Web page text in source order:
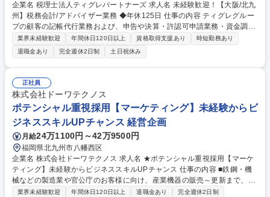
企業名 税理士法人ティグレパートナーズ 求人名 未経験歓迎！【大阪/北九
州】税務会計/アドバイザー業務 ◆年休125日 仕事の内容 ティグレグルー
プの顧客の記帳代行業務および、申告や決算・許認可申請業務・資金調達
業務などの経営相談への対応をし、経営についてのアドバイスを行いま
す。※飛び込み営業無し、新規顧客はほとんどが紹介です ■顧客は中小企
業・個人事業主が中心ですので、財務のみならず経営全般 のパートナーと
してコンサルティング業務に携わって頂けます。融資、行政、許認可、労
務など専門性の高い案件については、グループ会社の社労士法人や行政書
士法人と協働して課題解決に取り組んでいきます。 ■全国に26拠点を構え
る税理士法人グループです。※先輩社員との同行によるOJT研修しながら
スタートしますので、未経験の方もご安心ください。 募集職種 未経験歓
迎！【大阪/北九州】税務会計/アドバイザー業務 ◆年休125日
業界未経験歓迎 年間休日120日以上 資格取得支援あり
時短勤務あり
退職金あり
完全週休2日制 土日祝休み
正社員
株式会社ドーワテクノス
ポテンシャル重視採用【マーケティング】未経験からビ
ジネススキルUPチャンス 経営企画
月給24万1100円～42万9500円
福岡県北九州市八幡西区
企業名 株式会社ドーワテクノス 求人名 ★ポテンシャル重視採用【マーケ
ティング】未経験からビジネススキルUPチャンス 仕事の内容 ■鉄鋼・機
械などの製造業や官公庁のお客様に向け、産業機器の販売～更新まで、総
合的なソリューションを提供する当社において、マーケティング業務をお
業界未経験歓迎 年間休日120日以上 退職金あり
完全週休2日制